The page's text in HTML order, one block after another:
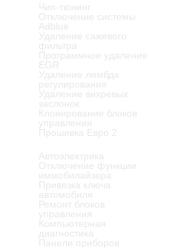
Чип-тюнинг
Отключение системы
Adblue
Удаление сажевого
фильтра
Программное удаление
EGR
Удаление лямбда
регулирования
Удаление вихревых
заслонок
Клонирование блоков
управления
Прошивка Евро 2
Автоэлектрика
Отключение функции
иммобилайзера
Привязка ключа
автомобиля
Ремонт блоков
управления
Компьютерная
диагностика
Панели приборов